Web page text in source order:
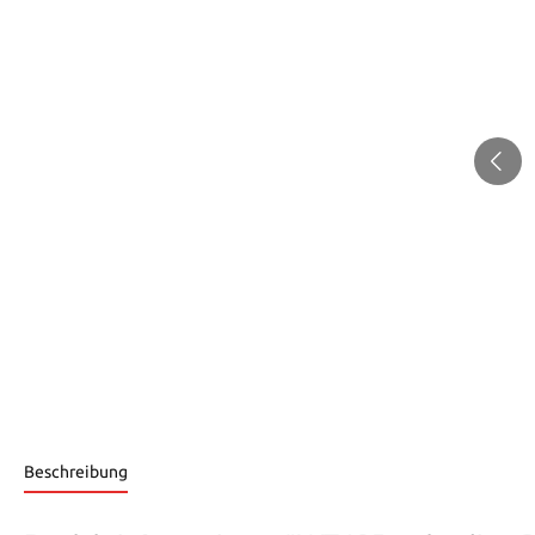
Beschreibung